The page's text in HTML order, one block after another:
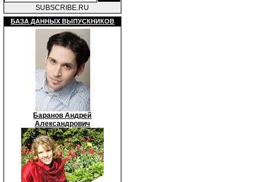
SUBSCRIBE.RU
БАЗА ДАННЫХ ВЫПУСКНИКОВ
Баранов Андрей
Александрович